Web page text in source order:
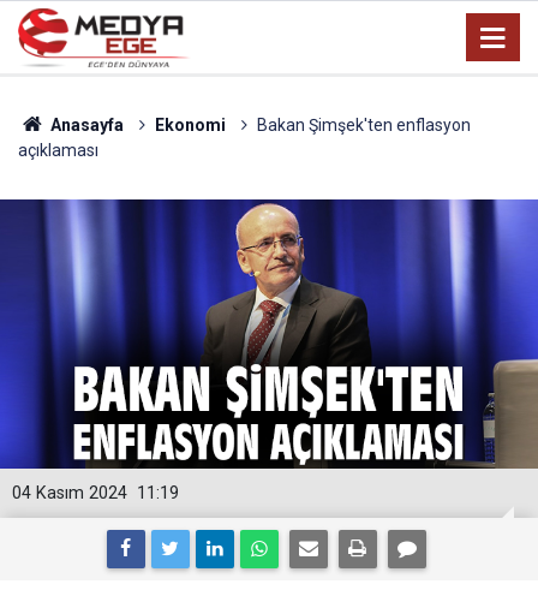
Anasayfa Ekonomi
Bakan Şimşek'ten enflasyon
açıklaması
11:19
04 Kasım 2024